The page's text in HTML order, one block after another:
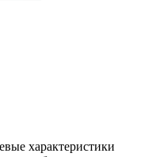
характеристики